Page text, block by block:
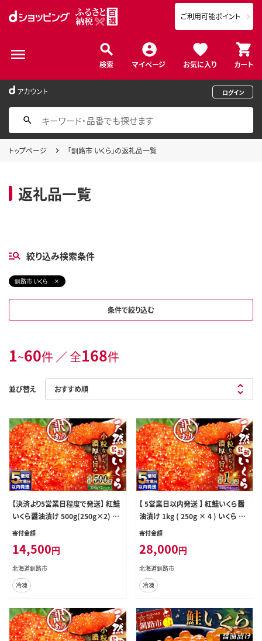
検索 マイページ お気に入り カート
ご利用可能ポイント
アカウント ログイン
トップページ 「釧路市 いくら」の返礼品一覧
返礼品一覧
絞り込み検索条件
釧路市 いくら
条件で絞り込む
1~60件 ／ 全168件
並び替え
【決済より5営業日程度で発送】 紅鮭
いくら醤油漬け 500g(250g×2) 冷
凍 年末年始 いくら 鮭いくら ご飯の
寄付金額
14,500円
北海道釧路市
冷凍
【 5営業日以内発送 】 紅鮭いくら醤
油漬け 1kg ( 250g × 4 ) いくら イ
クラ 海鮮 天然紅鮭 魚卵 卵 イクラ
魚介 寿司 丼 冷凍 旨味
寄付金額
28,000円
北海道釧路市
冷凍